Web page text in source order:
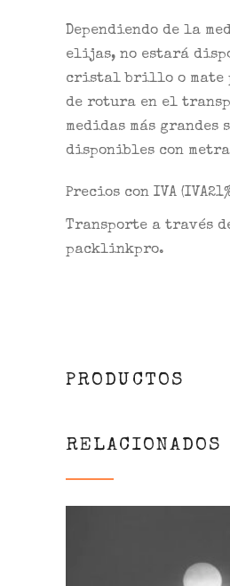
Dependiendo de la
elijas, no estará
cristal brillo o mate
de rotura en el
medidas más grandes
disponibles con
Precios con IVA
Transporte a través
packlinkpro.
PRODUCTOS
RELACIONADOS